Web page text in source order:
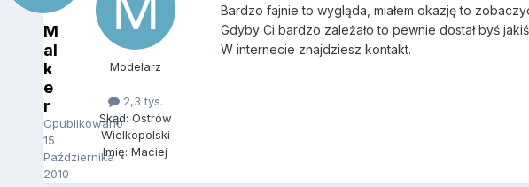
M
al
k
e
r
Opublikowano
15
Października
2010
Modelarz
2,3 tys.
Skąd: Ostrów
Wielkopolski
Imię: Maciej
Bardzo fajnie to wygląda, miałem okazję to
Gdyby Ci bardzo zależało to pewnie dostał byś
W internecie znajdziesz kontakt.